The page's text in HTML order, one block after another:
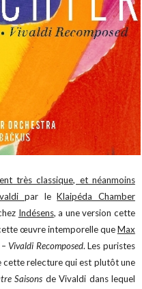
très classique, et néanmoins
par leKlaipéda Chamber
Indésens, a une version cette
œuvre intemporelle queMax
Vivaldi Recomposed. Les puristes
relecture qui est plutôt une
Saisons de Vivaldi dans lequel